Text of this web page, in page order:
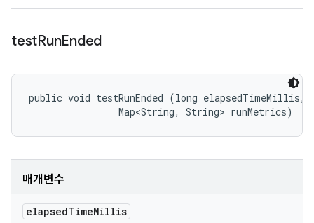
testRunEnded
public void testRunEnded (long elapsedTimeMillis,
                Map<String, String> runMetrics)
매개변수
elapsedTimeMillis